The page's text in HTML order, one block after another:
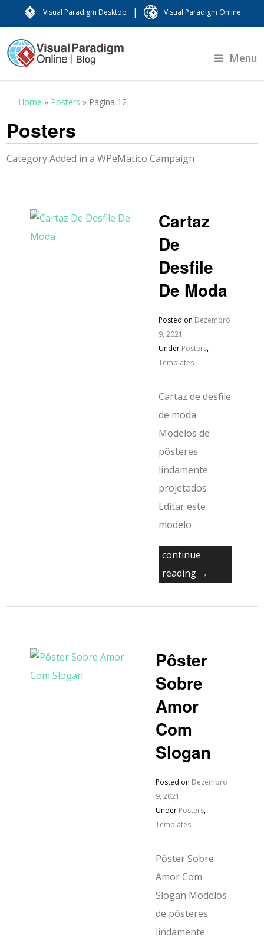
Visual Paradigm Desktop | Visual Paradigm Online
Menu
Home » Posters » Página 12
Posters
Category Added in a WPeMatico Campaign
Cartaz
De
Desfile
De Moda
Posted on Dezembro
9, 2021
Under Posters,
Templates
Cartaz de desfile
de moda
Modelos de
pôsteres
lindamente
projetados
Editar este
modelo
continue
reading →
Pôster
Sobre
Amor
Com
Slogan
Posted on Dezembro
9, 2021
Under Posters,
Templates
Pôster Sobre
Amor Com
Slogan Modelos
de pôsteres
lindamente